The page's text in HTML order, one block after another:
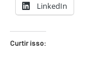
LinkedIn
Curtir isso: